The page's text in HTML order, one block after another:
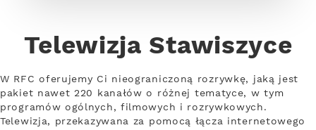
Telewizja Stawiszyce
W RFC oferujemy Ci nieograniczoną rozrywkę, jaką jest
pakiet nawet 220 kanałów o różnej tematyce, w tym
programów ogólnych, filmowych i rozrywkowych.
Telewizja, przekazywana za pomocą łącza internetowego